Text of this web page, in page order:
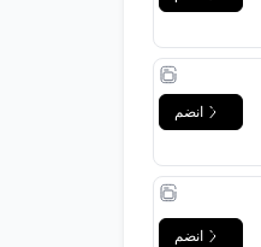
انضم
انضم